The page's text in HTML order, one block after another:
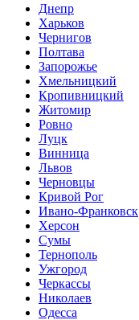
Днепр
Харьков
Чернигов
Полтава
Запорожье
Хмельницкий
Кропивницкий
Житомир
Ровно
Луцк
Винница
Львов
Черновцы
Кривой Рог
Ивано-Франковск
Херсон
Сумы
Тернополь
Ужгород
Черкассы
Николаев
Одесса